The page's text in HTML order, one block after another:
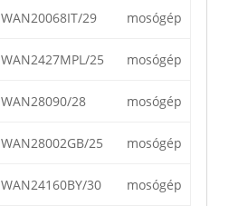
WAN20068IT/29 mosógép
WAN2427MPL/25 mosógép
WAN28090/28 mosógép
WAN28002GB/25 mosógép
WAN24160BY/30 mosógép